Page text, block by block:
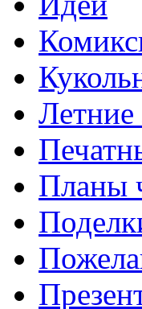
Летние
Планы